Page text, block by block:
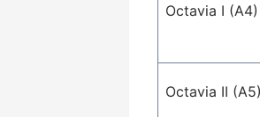
Octavia I (A4)
Octavia II (A5)